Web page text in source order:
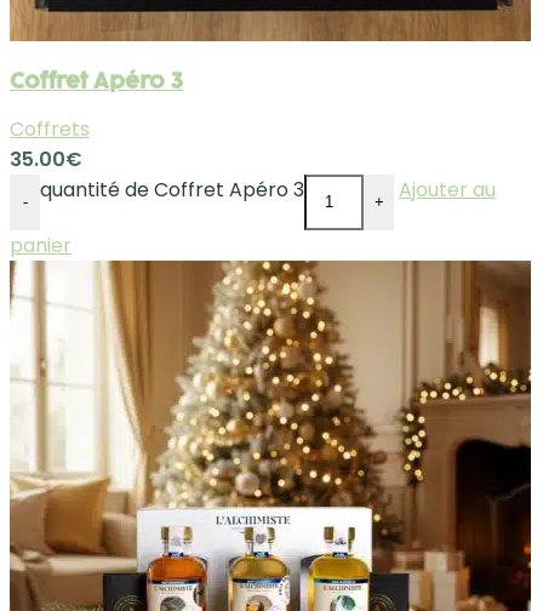
Coffret Apéro 3
Coffrets
35.00€
- quantité de Coffret Apéro 3 +
Ajouter au
panier